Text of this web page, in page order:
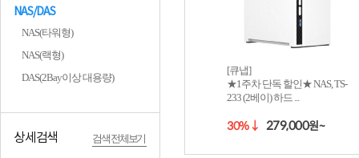
NAS/DAS
NAS(타워형)
NAS(랙형)
DAS(2Bay이상 대용량)
상세검색 검색 전체보기
[큐냅]
★1주차 단독 할인★ NAS, TS-
233 (2베이) 하드 ...
30%↓ 279,000원~